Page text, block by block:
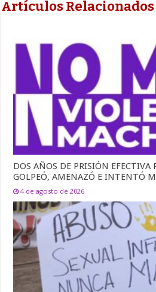
Artículos Relacionados
DOS AÑOS DE PRISIÓN EFECTIVA
GOLPEÓ, AMENAZÓ E INTENTÓ
4 de agosto de 2026